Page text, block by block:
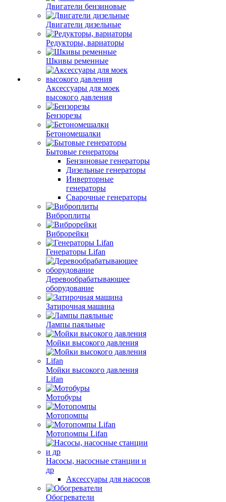
Двигатели бензиновые
Двигатели дизельные
Редукторы, вариаторы
Шкивы ременные
Аксессуары для моек
высокого давления
Бензорезы
Бетономешалки
Бытовые генераторы
Бензиновые генераторы
Дизельные генераторы
Инверторные
генераторы
Сварочные генераторы
Виброплиты
Виброрейки
Генераторы Lifan
Деревообрабатывающее
оборудование
Затирочная машина
Лампы паяльные
Мойки высокого давления
Мойки высокого давления
Lifan
Мотобуры
Мотопомпы
Мотопомпы Lifan
Насосы, насосные станции и
др
Аксессуары для насосов
Обогреватели